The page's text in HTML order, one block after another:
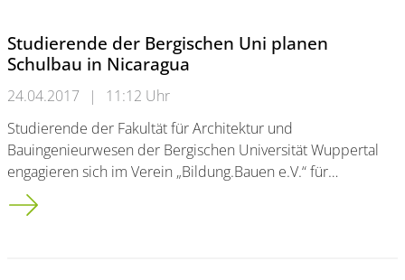
Studierende der Bergischen Uni planen
Schulbau in Nicaragua
24.04.2017 |
11:12 Uhr
Studierende der Fakultät für Architektur und
Bauingenieurwesen der Bergischen Universität Wuppertal
engagieren sich im Verein „Bildung.Bauen e.V.“ für…
Studierende der Bergischen Uni planen Schulbau in